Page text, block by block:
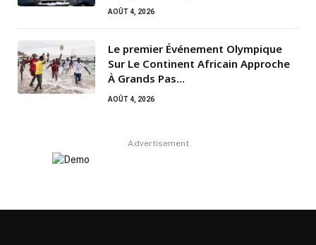
AOÛT 4, 2026
Le premier Événement Olympique
Sur Le Continent Africain Approche
À Grands Pas…
AOÛT 4, 2026
Advertisement